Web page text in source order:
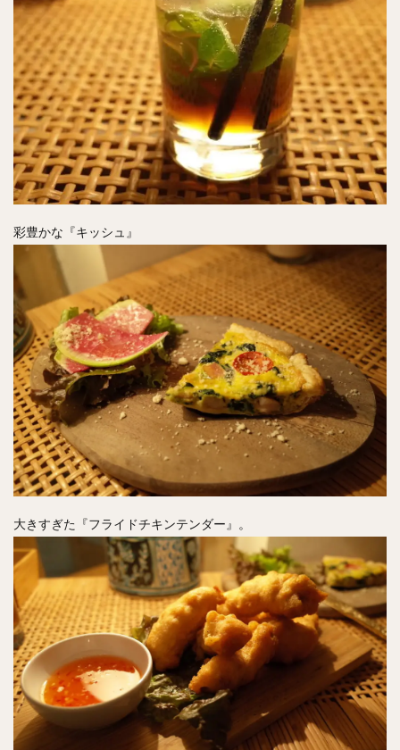
彩豊かな『キッシュ』
大きすぎた『フライドチキンテンダー』。